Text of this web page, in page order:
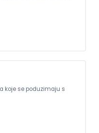
koje se poduzimaju s